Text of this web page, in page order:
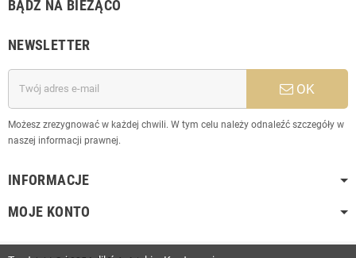
BĄDŹ NA BIEŻĄCO
NEWSLETTER
OK
Możesz zrezygnować w każdej chwili. W tym celu należy odnaleźć szczegóły w
naszej informacji prawnej.
INFORMACJE
MOJE KONTO